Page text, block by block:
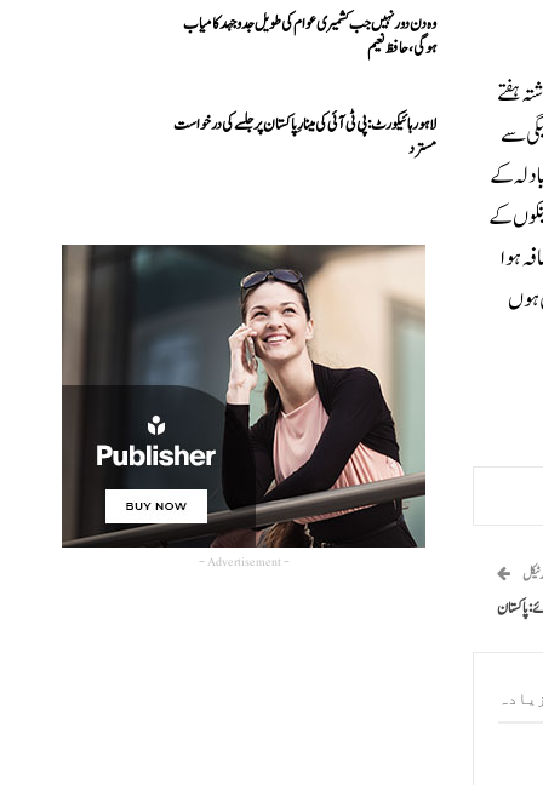
ہفتے
گئی، قرض ادائیگی سے
کے
مطابق کمرشل بینکوں کے
کے مجموعی ذخائر میں 10.40کروڑ ڈالر کا اضافہ ہوا
شامل ہوں
پاکستان
وہ دن دور نہیں جب کشمیری عوام کی طویل جدوجہد کامیاب
ہوگی،حافظ نعیم
لاہور ہائیکورٹ: پی ٹی آئی کی مینارِ پاکستان پر جلسے کی درخواست
مسترد
- Advertisement -